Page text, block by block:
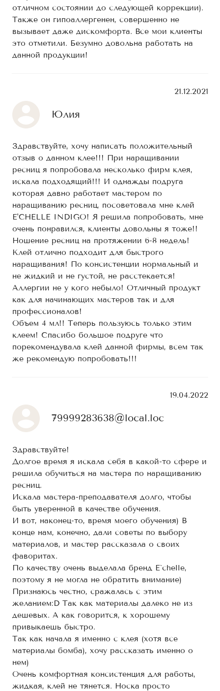
отличном состоянии до следующей коррекции).
Также он гипоаллергенен, совершенно не
вызывает даже дискомфорта. Все мои клиенты
это отметили. Безумно довольна работать на
данной продукции!
Юлия
21.12.2021
Здравствуйте, хочу написать положительный
отзыв о данном клее!!! При наращивании
ресниц я попробовала несколько фирм клея,
искала подходящий!!! И однажды подруга
которая давно работает мастером по
наращиванию ресниц, посоветовала мне клей
E'CHELLE INDIGO! Я решила попробовать, мне
очень понравился, клиенты довольны я тоже!!
Ношение ресниц на протяжении 6-8 недель!
Клей отлично подходит для быстрого
наращивания! По консистенции нормальный и
не жидкий и не густой, не расстекается!
Аллергии не у кого небыло! Отличный продукт
как для начинающих мастеров так и для
профессионалов!
Объем 4 мл!! Теперь пользуюсь только этим
клеем! Спасибо большое подруге что
порекомендувала клей данной фирмы, всем так
же рекомендую попробовать!!!
79999283638@local.loc
19.04.2022
Здравствуйте!
Долгое время я искала себя в какой-то сфере и
решила обучиться на мастера по наращиванию
ресниц.
Искала мастера-преподавателя долго, чтобы
быть уверенной в качестве обучения.
И вот, наконец-то, время моего обучения) В
конце нам, конечно, дали советы по выбору
материалов, и мастер рассказала о своих
фаворитах.
По качеству очень выделала бренд E`chelle,
поэтому я не могла не обратить внимание)
Признаюсь честно, сражалась с этим
желанием:D Так как материалы далеко не из
дешевых. А как говорится, к хорошему
привыкаешь быстро.
Так как начала я именно с клея (хотя все
материалы бомба), хочу рассказать именно о
нем)
Очень комфортная консистенция для работы,
жидкая, клей не тянется. Носка просто